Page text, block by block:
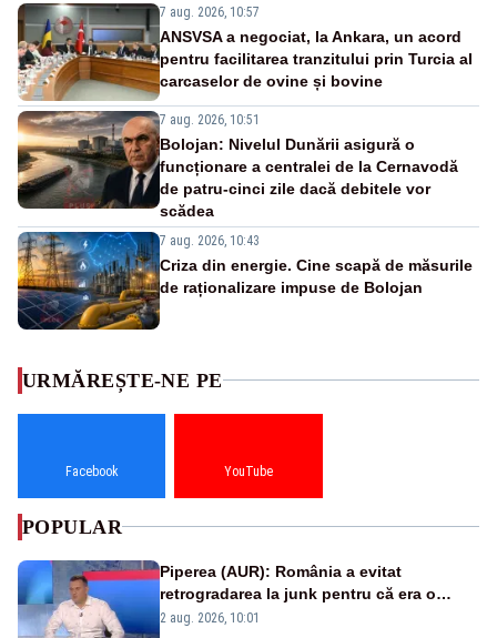
7 aug. 2026, 10:57
ANSVSA a negociat, la Ankara, un acord
pentru facilitarea tranzitului prin Turcia al
carcaselor de ovine și bovine
7 aug. 2026, 10:51
Bolojan: Nivelul Dunării asigură o
funcționare a centralei de la Cernavodă
de patru-cinci zile dacă debitele vor
scădea
7 aug. 2026, 10:43
Criza din energie. Cine scapă de măsurile
de raționalizare impuse de Bolojan
URMĂREȘTE-NE PE
Facebook YouTube
POPULAR
Piperea (AUR): România a evitat
retrogradarea la junk pentru că era o
catastrofă pentru bănci și fondurile de
2 aug. 2026, 10:01